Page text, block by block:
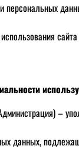
персональных
–
данных,